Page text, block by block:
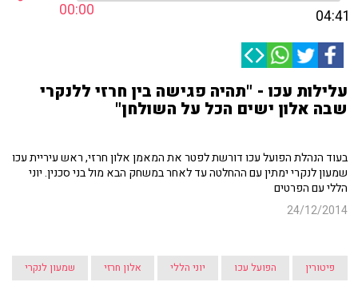
00:00 04:41
עלילות עכו - "תהיה פגישה בין חרזי ללנקרי
שבה אלון ישים הכל על השולחן"
בעוד הנהלת הפועל עכו דורשת לפטר את המאמן אלון חרזי, ראש עיריית עכו
שמעון לנקרי ימתין עם ההחלטה עד לאחר במשחק הבא מול בני סכנין. יוני
הללי עם הפרטים
24/12/2014
פיטורין הפועל עכו יוני הללי אלון חרזי שמעון לנקרי